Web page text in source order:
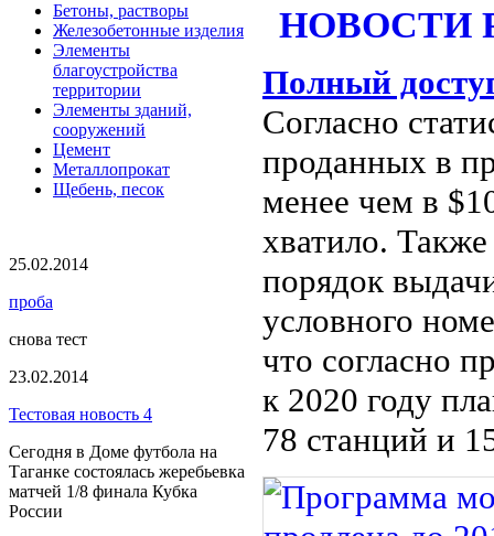
Бетоны, растворы
Железобетонные изделия
Элементы
благоустройства
территории
Элементы зданий,
сооружений
Цемент
Металлопрокат
Щебень, песок
25.02.2014
проба
снова тест
23.02.2014
Тестовая новость 4
Сегодня в Доме футбола на
Таганке состоялась жеребьевка
матчей 1/8 финала Кубка
России
НОВОСТИ
Полный
Согласно
проданных в
менее чем в
хватило.
порядок
условного
что согласно
к 2020 году
78 станций и